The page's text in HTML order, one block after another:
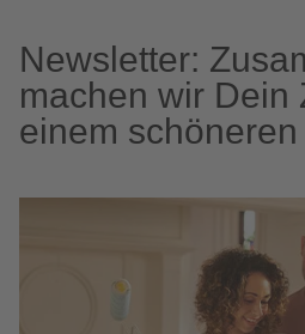
Newsletter:
machen wir Dein
einem schöneren